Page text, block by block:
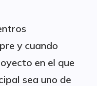
y cuando
en el que
sea uno de